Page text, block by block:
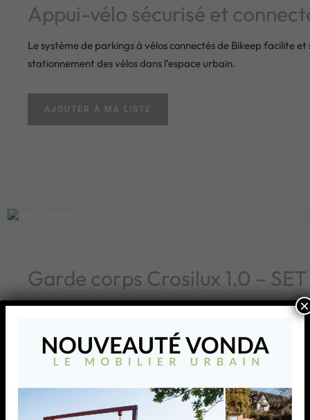
Appui-vélo sécurisé et
Le système de parkings à vélos connectés de Bikeep facilite et
stationnement des vélos dans l’espace urbain.
AJOUTER À MA LISTE
Garde corps Crosilux 1.0 –
épaisseur
×